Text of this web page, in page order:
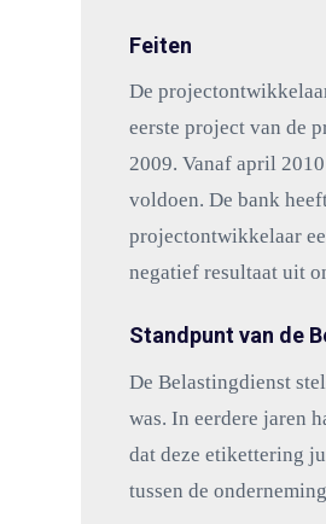
Feiten
De
eerste project van de
2009. Vanaf april
voldoen. De bank
projectontwikkelaar
negatief resultaat uit
Standpunt van de
De Belastingdienst
was. In eerdere jaren
dat deze etikettering
tussen de